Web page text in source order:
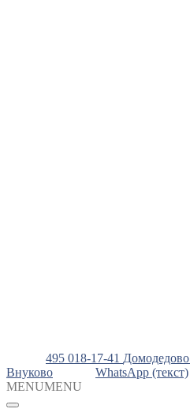
495 018-17-41 Домодедово
Внуково
WhatsApp (текст)
MENUMENU